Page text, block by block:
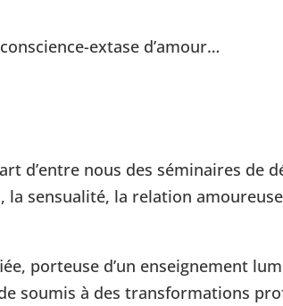
extase d’amour…
d’entre nous des séminaires de
sensualité, la relation
porteuse d’un enseignement
soumis à des transformations